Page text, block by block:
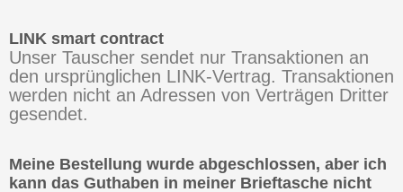
LINK smart contract
Unser Tauscher sendet nur Transaktionen an
den ursprünglichen LINK-Vertrag. Transaktionen
werden nicht an Adressen von Verträgen Dritter
gesendet.
Meine Bestellung wurde abgeschlossen, aber ich
kann das Guthaben in meiner Brieftasche nicht